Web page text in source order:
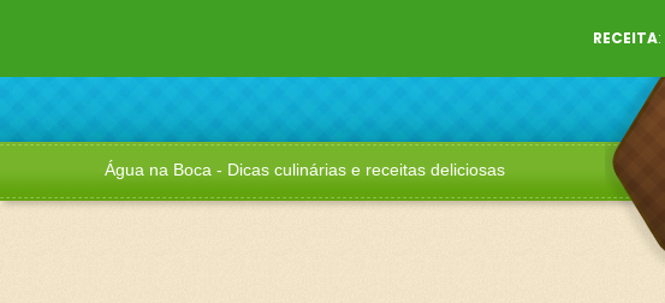
Água na Boca - Dicas culinárias e receitas deliciosas
RECEITA: